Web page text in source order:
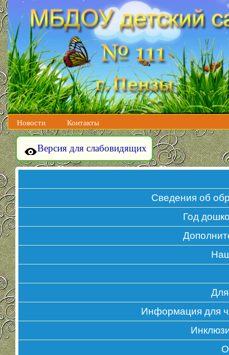
Новости Контакты
Версия для слабовидящих
Сведения об
Год
Информация для